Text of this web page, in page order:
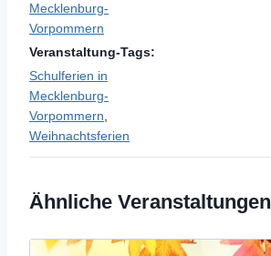
Mecklenburg-
Vorpommern
Veranstaltung-Tags:
Schulferien in
Mecklenburg-
Vorpommern,
Weihnachtsferien
Ähnliche Veranstaltungen